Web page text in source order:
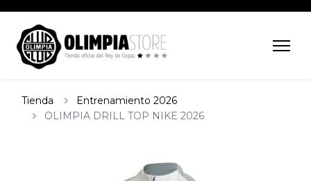
Tienda
Entrenamiento 2026
OLIMPIA DRILL TOP NIKE 2026